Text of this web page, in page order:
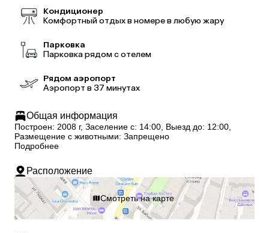
Кондиционер
Комфортный отдых в номере в любую жару
Парковка
Парковка рядом с отелем
Рядом аэропорт
Аэропорт в 37 минутах
Общая информация
Построен: 2008 г, Заселение с: 14:00, Выезд до: 12:00,
Размещение с животными: Запрещено
Подробнее
Расположение
Смотреть на карте